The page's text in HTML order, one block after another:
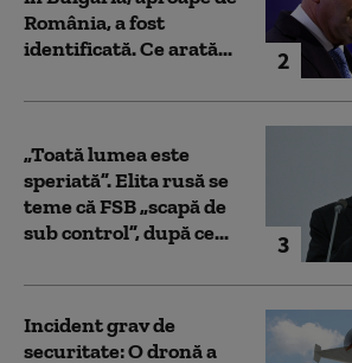
2
România, a fost
identificată. Ce arată...
3
„Toată lumea este
speriată”. Elita rusă se
teme că FSB „scapă de
sub control”, după ce...
Incident grav de
securitate: O dronă a